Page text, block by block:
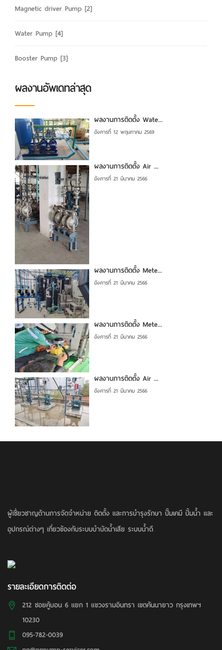
Magnetic driver Pump [2]
Water Pump [4]
Booster Pump [3]
ผลงานอัพเดทล่าสุด
ผลงานการติดตั้ง Wate...
อังคารที่ 12 พฤษภาคม 2569
ผลงานการติดตั้ง Air ...
อังคารที่ 21 มีนาคม 2566
ผลงานการติดตั้ง Mete...
อังคารที่ 21 มีนาคม 2566
ผลงานการติดตั้ง Mete...
อังคารที่ 21 มีนาคม 2566
ผลงานการติดตั้ง Air ...
อังคารที่ 21 มีนาคม 2566
ผู้เชี่ยวชาญด้านการจัดจำหน่าย ติดตั้ง และการบำรุงรักษา ปั๊มเคมี ปั้มน้ำ และ
อุปกรณ์ต่างๆ เกี่ยวข้องกับระบบบำบัดน้ำเสีย ระบบน้ำดี
รายละเอียดการติดต่อ
212 ซอยคู้บอน 6 แยก 1 แขวงรามอินทรา เขตคันนายาว กรุงเทพฯ
10230
095-782-0039